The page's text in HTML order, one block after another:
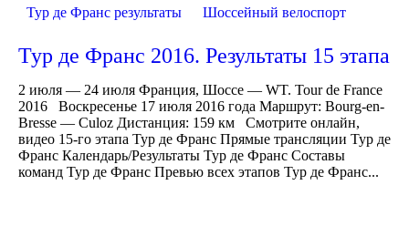
Тур де Франс результаты
Шоссейный велоспорт
Тур де Франс 2016. Результаты 15 этапа
2 июля — 24 июля Франция, Шоссе — WT. Tour de France
2016 Воскресенье 17 июля 2016 года Маршрут: Bourg-en-
Bresse — Culoz Дистанция: 159 км Смотрите онлайн,
видео 15-го этапа Тур де Франс Прямые трансляции Тур де
Франс Календарь/Результаты Тур де Франс Составы
команд Тур де Франс Превью всех этапов Тур де Франс...